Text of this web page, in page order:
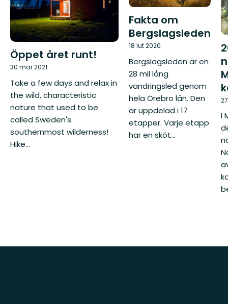
Öppet året runt!
30 mar 2021
Take a few days and relax in
the wild, characteristic
nature that used to be
called Sweden's
southernmost wilderness!
Hike...
Fakta om
Bergslagsleden
18 lut 2020
Bergslagsleden är en
28 mil lång
vandringsled genom
hela Örebro län. Den
är uppdelad i 17
etapper. Varje etapp
har en sköt...
I